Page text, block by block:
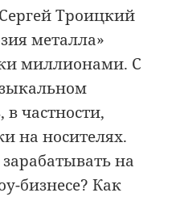
Троицкий
металла»
миллионами. С
в частности,
на носителях.
на
бизнесе? Как